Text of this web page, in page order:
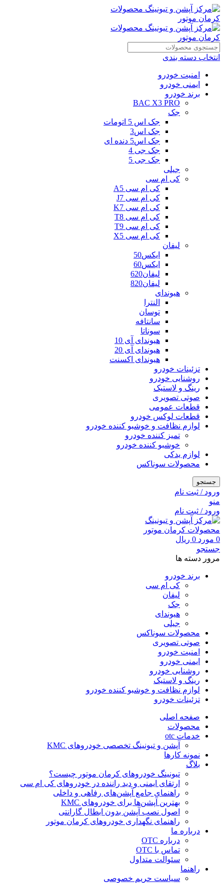
انتخاب دسته بندی
امنیت خودرو
ایمنی خودرو
برند خودرو
BAC X3 PRO
جک
جک اس 5 اتومات
جک اس3
جک اس5 دنده ای
جک جی 4
جک جی 5
جیلی
کی ام سی
کی ام سی A5
کی ام سی J7
کی ام سی K7
کی ام سی T8
کی ام سی T9
کی ام سی X5
لیفان
ایکس50
ایکس60
لیفان620
لیفان820
هیوندای
النترا
توسان
سانتافه
سوناتا
هیوندای آی 10
هیوندای آی 20
هیوندای اکسنت
تزئینات خودرو
روشنایی خودرو
رینگ و لاستیک
صوتی تصویری
قطعات عمومی
قطعات لوکس خودرو
لوازم نظافت و خوشبو کننده خودرو
تمیز کننده خودرو
خوشبو کننده خودرو
لوازم یدکی
محصولات سوناکس
جستجو
ورود / ثبت نام
منو
ورود / ثبت نام
0 مورد 0 ریال
جستجو
مرور دسته ها
برند خودرو
کی ام سی
لیفان
جک
هیوندای
جیلی
محصولات سوناکس
صوتی تصویری
امنیت خودرو
ایمنی خودرو
روشنایی خودرو
رینگ و لاستیک
لوازم نظافت و خوشبو کننده خودرو
تزئینات خودرو
صفحه اصلی
محصولات
خدمات otc
آپشن و تیونینگ تخصصی خودروهای KMC
نمونه کارها
بلاگ
تیونینگ خودروهای کرمان موتور چیست؟
ارتقای ایمنی و دید راننده در خودروهای کی ام سی
راهنمای جامع آپشن‌های رفاهی و داخلی
بهترین آپشن‌ها برای خودروهای KMC
اصول نصب آپشن بدون ابطال گارانتی
راهنمای نگهداری خودروهای کرمان موتور
درباره ما
درباره OTC
تماس با OTC
سئوالت متداول
راهنما
سیاست حریم خصوصی